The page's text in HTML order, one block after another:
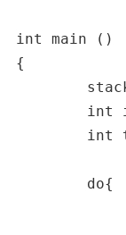
int main ()
{